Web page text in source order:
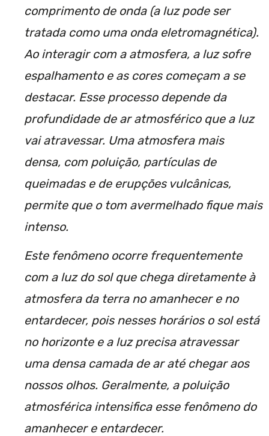
comprimento de onda (a luz pode ser
tratada como uma onda eletromagnética).
Ao interagir com a atmosfera, a luz sofre
espalhamento e as cores começam a se
destacar. Esse processo depende da
profundidade de ar atmosférico que a luz
vai atravessar. Uma atmosfera mais
densa, com poluição, partículas de
queimadas e de erupções vulcânicas,
permite que o tom avermelhado fique mais
intenso.
Este fenômeno ocorre frequentemente
com a luz do sol que chega diretamente à
atmosfera da terra no amanhecer e no
entardecer, pois nesses horários o sol está
no horizonte e a luz precisa atravessar
uma densa camada de ar até chegar aos
nossos olhos. Geralmente, a poluição
atmosférica intensifica esse fenômeno do
amanhecer e entardecer.